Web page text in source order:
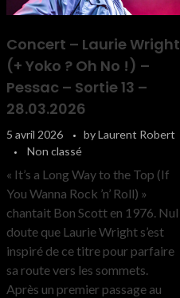
Concert – Laurie Wright
(+ Yoko ? Oh No !) –
Pessac – Sortie 13 –
28.03.2026
5 avril 2026 byLaurent Robert
Non classé
« It’s a Long Way to the Top (If
You Wanna Rock ’n’ Roll) »
chantait Bon Scott en 1976. Nul
doute que Laurie Wright s’est
inspiré de ce titre pour parfaire
sa route vers les sommets.
Après un premier passage au